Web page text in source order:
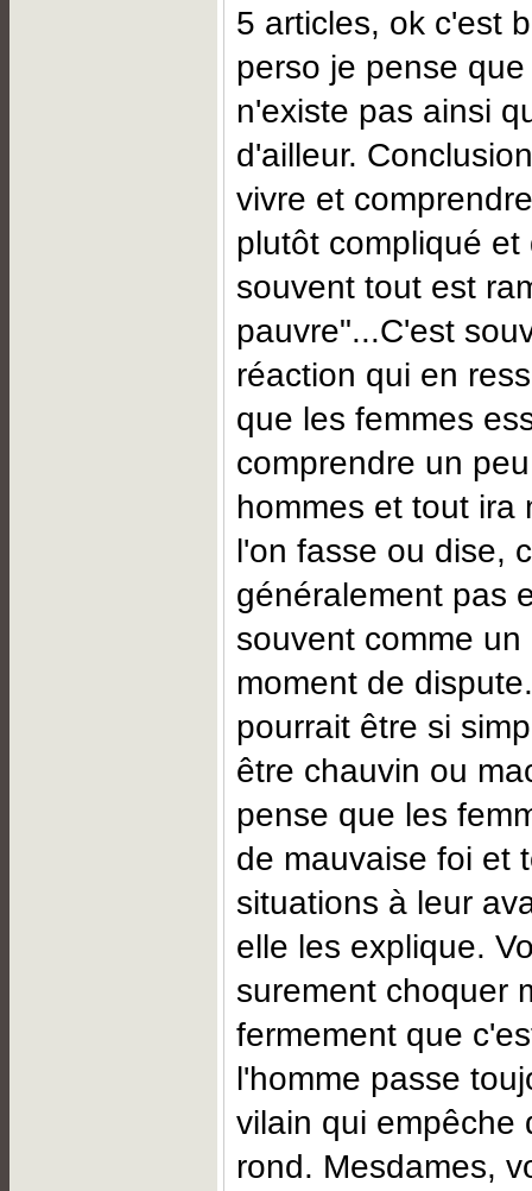
5 articles, ok c'est
perso je pense
n'existe pas ainsi
d'ailleur.
vivre et
plutôt compliqué et
souvent tout est
pauvre"...C'est
réaction qui en
que les femmes
comprendre un
hommes et tout ira
l'on fasse ou dise,
généralement pas
souvent comme
moment de
pourrait être si
être chauvin ou
pense que les
de mauvaise foi et
situations à leur
elle les explique.
surement choquer
fermement que
l'homme passe
vilain qui empêche
rond. Mesdames,